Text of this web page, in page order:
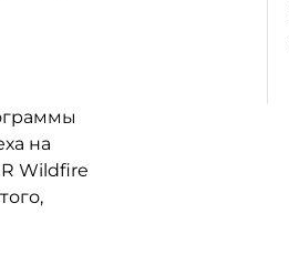
на
Wildfire